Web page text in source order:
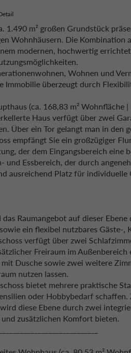
1.490 m² großen Grundstück
Wohnhäusern. Die Kombination
modernen, hochwertig
Wohnen und
Immobilie überzeugt durch
(ca. 168,83 m² Wohnfläche |
Haus verfügt über zwei
Über ein Tor gelangt man in den
empfängt Sie ein großzügiger
der dem Eingangsbereich eine
und Essbereich, der durch
ausreichend Platz für
Raumangebot auf dieser
ein flexibel nutzbares Gäste-,
verfügt über zwei
Freiraum im
mit Dusche sowie zwei weitere
nutzen lassen.
bietet mehrere praktische
oder Hobbybedarf
diese Ebene durch zwei
zusätzlichen Komfort bieten.